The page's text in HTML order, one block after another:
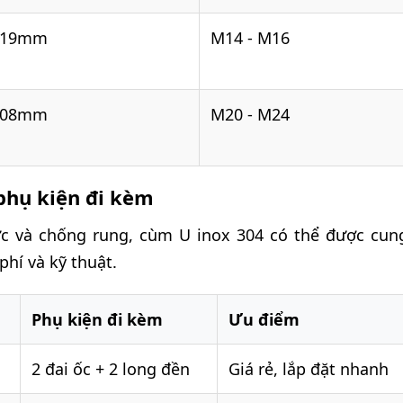
M14 - M16
M20 - M24
kiện đi kèm
và chống rung, cùm U inox 304 có thể được
và kỹ thuật.
Phụ kiện đi kèm Ưu điểm
2 đai ốc + 2 long đền Giá rẻ, lắp đặt nhanh